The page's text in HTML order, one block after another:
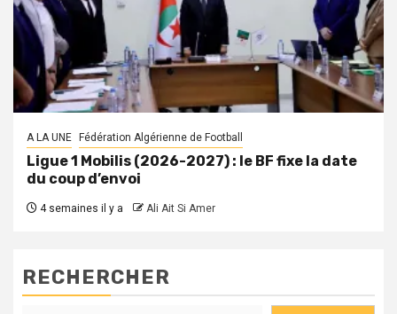
A LA UNE Fédération Algérienne de Football
Ligue 1 Mobilis (2026-2027) : le BF fixe la date
du coup d’envoi
4 semaines il y a Ali Ait Si Amer
RECHERCHER